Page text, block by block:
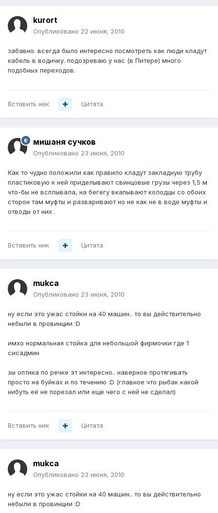
kurort
Опубликовано 22 июня, 2010
забавно. всегда было интересно посмотреть как люди кладут
кабель в водичку. подозреваю у нас (в Питере) много
подобных переходов.
Вставить ник Цитата
мишаня сучков
Опубликовано 23 июня, 2010
Как то чудно положили как правило кладут закладную трубу
пластиковую к ней приделывают свинцовые грузы через 1,5 м
что-бы не всплывала, на бегегу вкапывают колодцы со обоих
сторон там муфты и разваривают но не как не в воде муфты и
отводы от них .
Вставить ник Цитата
mukca
Опубликовано 23 июня, 2010
ну если это ужас стойки на 40 машин.. то вы действительно
небыли в провинции :D
имхо нормальная стойка для небольшой фирмочки где 1
сисадмин
зы оптика по речке эт интересно.. наверное протягивать
просто на буйках и по течению :D (главное что рыбак какой
нибуть её не порезал или еще чего с ней не сделал)
Вставить ник Цитата
mukca
Опубликовано 23 июня, 2010
ну если это ужас стойки на 40 машин.. то вы действительно
небыли в провинции :D